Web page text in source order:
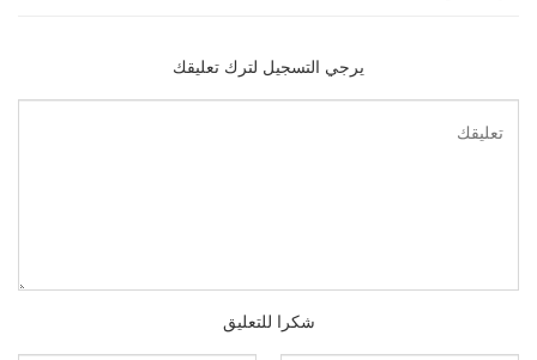
يرجي التسجيل لترك تعليقك
شكرا للتعليق